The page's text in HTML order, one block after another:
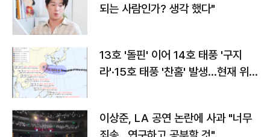
되는 사람인가? 생각 했다"
13호 '돌핀' 이어 14호 태풍 '구지
라'·15호 태풍 '찬홈' 발생…현재 위
이상준, LA 공연 논란에 사과 "너무